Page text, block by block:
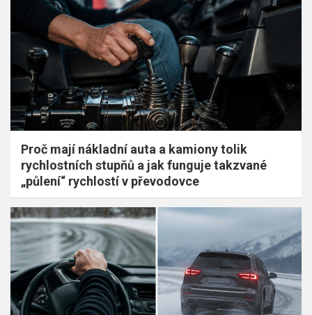
Proč mají nákladní auta a kamiony tolik
rychlostních stupňů a jak funguje takzvané
„půlení“ rychlostí v převodovce